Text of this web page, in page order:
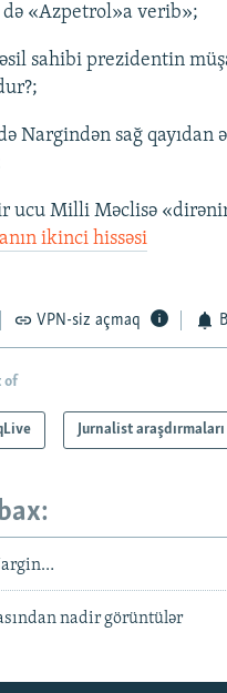
«Azpetrol»a verib»;
sahibi prezidentin
Nargindən sağ qayıdan
ucu Milli Məclisə
ikinci hissəsi
VPN-siz açmaq
of
Jurnalist araşdırmaları
nadir görüntülər